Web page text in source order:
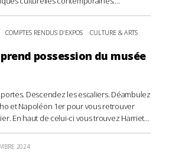
COMPTES RENDUS D'EXPOS CULTURE & ARTS
possession du musée
Descendez les escaliers. Déambulez
et Napoléon 1er pour vous retrouver
En haut de celui-ci vous trouvez Harriet...
2024